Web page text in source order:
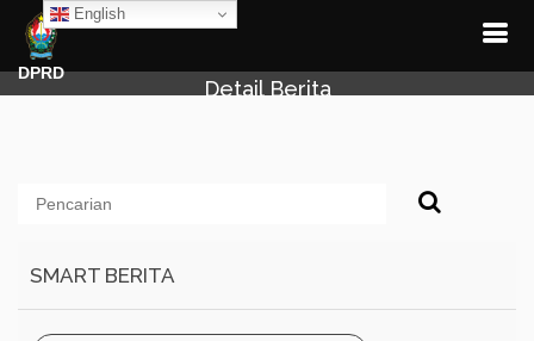
English
DPRD
Detail Berita
SMART BERITA